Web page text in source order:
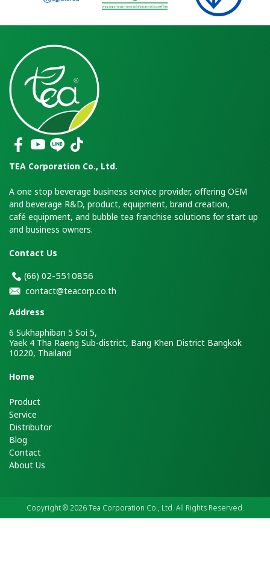
TEA Corporation Co., Ltd.
A one stop beverage business service provider, offering OEM
and beverage R&D, product, equipment, brand creation,
café equipment, and bubble tea franchise solutions for start up
and business owners.
Contact Us
(66) 02-5510856
contact@teacorp.co.th
Address
6 Sukhaphiban 5 Soi 5,
Yaek 4 Tha Raeng Sub-district, Bang Khen District Bangkok
10220, Thailand
Home
Product
Service
Distributor
Blog
Contact
About Us
Copyright ® 2026 Tea Corporation Co., Ltd. All Rights Reserved.